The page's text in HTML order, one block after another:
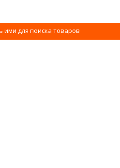
для поиска товаров